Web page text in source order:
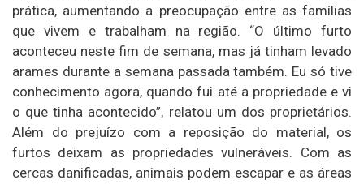
prática, aumentando a preocupação entre as famílias
que vivem e trabalham na região. “O último furto
aconteceu neste fim de semana, mas já tinham levado
arames durante a semana passada também. Eu só tive
conhecimento agora, quando fui até a propriedade e vi
o que tinha acontecido”, relatou um dos proprietários.
Além do prejuízo com a reposição do material, os
furtos deixam as propriedades vulneráveis. Com as
cercas danificadas, animais podem escapar e as áreas